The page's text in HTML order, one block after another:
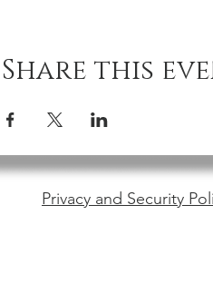
Share this
Privacy and Security